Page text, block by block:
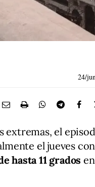
24/
extremas, el
el jueves con
hasta 11 grados